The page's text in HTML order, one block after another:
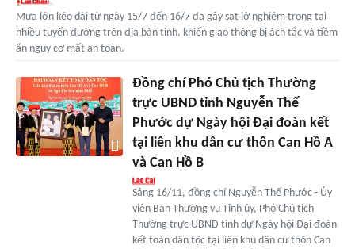
Mưa lớn kéo dài từ ngày 15/7 đến 16/7 đã gây sạt lở nghiêm trọng tại
nhiều tuyến đường trên địa bàn tỉnh, khiến giao thông bị ách tắc và tiềm
ẩn nguy cơ mất an toàn.
Đồng chí Phó Chủ tịch Thường
trực UBND tỉnh Nguyễn Thế
Phước dự Ngày hội Đại đoàn kết
tại liên khu dân cư thôn Can Hồ A
và Can Hồ B
Sáng 16/11, đồng chí Nguyễn Thế Phước - Ủy
viên Ban Thường vụ Tỉnh ủy, Phó Chủ tịch
Thường trực UBND tỉnh dự Ngày hội Đại đoàn
kết toàn dân tộc tại liên khu dân cư thôn Can